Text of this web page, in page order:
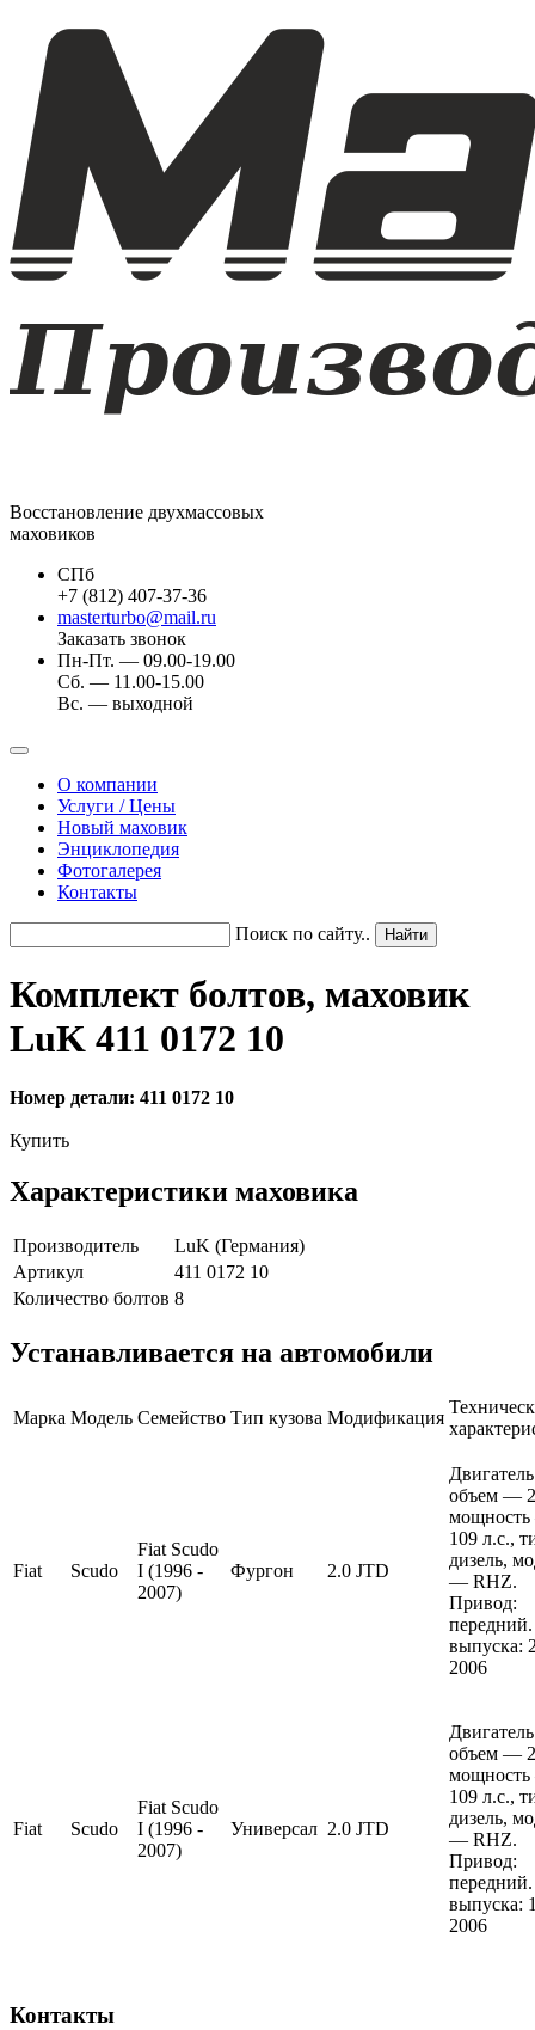
Восстановление двухмассовых
маховиков
СПб
+7 (812) 407-37-36
masterturbo@mail.ru
Заказать звонок
Пн-Пт. — 09.00-19.00
Сб. — 11.00-15.00
Вс. — выходной
О компании
Услуги / Цены
Новый маховик
Энциклопедия
Фотогалерея
Контакты
Поиск по сайту..
Комплект болтов, маховик
LuK 411 0172 10
Номер детали: 411 0172 10
Купить
Характеристики маховика
Производитель
LuK (Германия)
Артикул
411 0172 10
Количество болтов 8
Устанавливается на автомобили
Марка Модель Семейство Тип кузова Модификация
Fiat Scudo
Fiat Scudo
I (1996 -
2007)
Фургон 2.0 JTD
объем —
109 л.с.,
дизель,
— RHZ.
Привод:
выпуска:
2006
Fiat Scudo
Fiat Scudo
I (1996 -
2007)
Универсал 2.0 JTD
объем —
109 л.с.,
дизель,
— RHZ.
Привод:
выпуска:
2006
Контакты